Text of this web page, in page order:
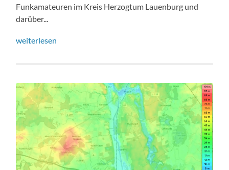
Funkamateuren im Kreis Herzogtum Lauenburg und
darüber...
weiterlesen